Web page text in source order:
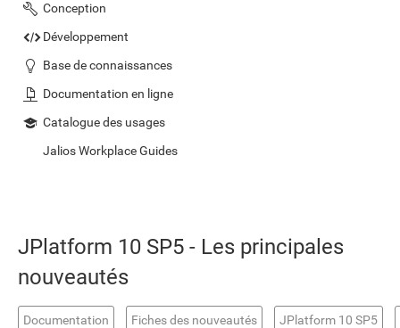
Conception
Développement
Base de connaissances
Documentation en ligne
Catalogue des usages
Jalios Workplace Guides
JPlatform 10 SP5 - Les principales
nouveautés
Documentation Fiches des nouveautés JPlatform 10 SP5